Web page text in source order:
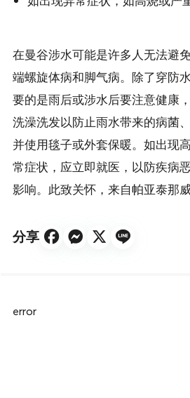
在曼谷涉水可能是许多人无法避
端螺旋体病和脚气病。除了穿防
要的是雨后或涉水后要注意健康
洗澡洗发以防止雨水带来的病菌
并使用毯子或外套保暖。如出现
常症状，应立即就医，以防疾病
影响。此致关怀，来自帕亚泰那威
分享
error